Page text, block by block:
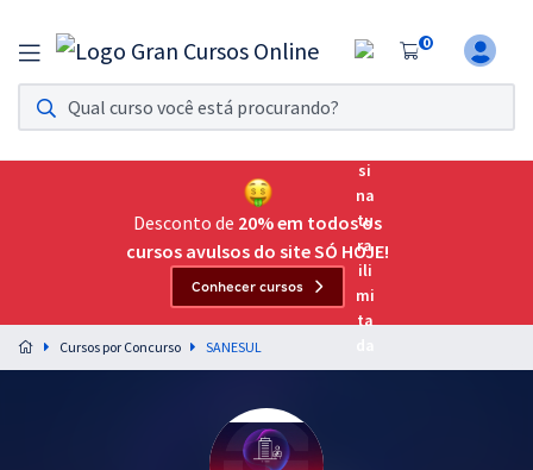
0
Assinatura Ilimitada 11
Acesso a todos os cursos. Teste grátis por 7 dias!
Assinatura OAB Até Passar
Acesso ilimitado a toda preparação para o Exame da
Preparação completa e intensiva para as principais
residências em saúde do Brasil
Desconto de 20% em todos os
cursos avulsos do site SÓ HOJE!
Conhecer cursos
Cursos por Concurso SANESUL